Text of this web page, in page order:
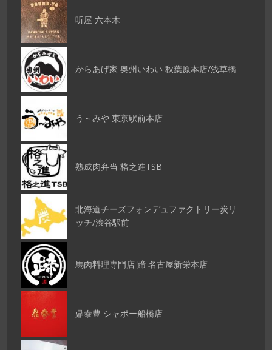
听屋 六本木
からあげ家 奥州いわい 秋葉原本店/浅草橋
う～みや 東京駅前本店
熟成肉弁当 格之進TSB
北海道チーズフォンデュファクトリー炭リ
ッチ/渋谷駅前
馬肉料理専門店 蹄 名古屋新栄本店
鼎泰豊 シャポー船橋店